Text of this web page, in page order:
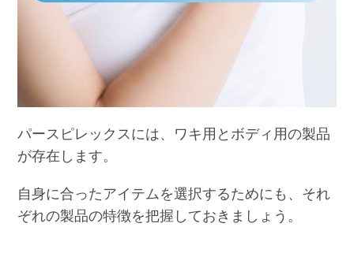
パースピレックスには、ワキ用とボディ用の製品
が存在します。
自身に合ったアイテムを選択するためにも、それ
ぞれの製品の特徴を把握しておきましょう。